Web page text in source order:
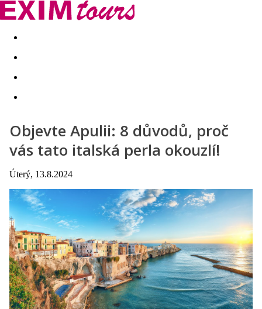
Akční nabídky Last minute
Objevte Apulii: 8 důvodů, proč
vás tato italská perla okouzlí!
Úterý, 13.8.2024